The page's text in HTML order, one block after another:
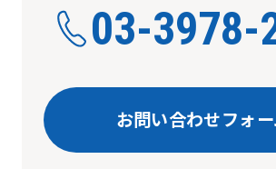
03-3978-
お問い合わせフォ